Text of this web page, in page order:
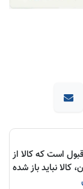
است که کالا از
نباید باز شده